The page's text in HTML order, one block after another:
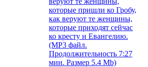
которые пришли ко Гробу,
как веруют те женщины,
которые приходят сейчас
ко кресту и Евангелию.
(MP3 файл.
Продолжительность 7:27
мин. Размер 5.4 Mb)